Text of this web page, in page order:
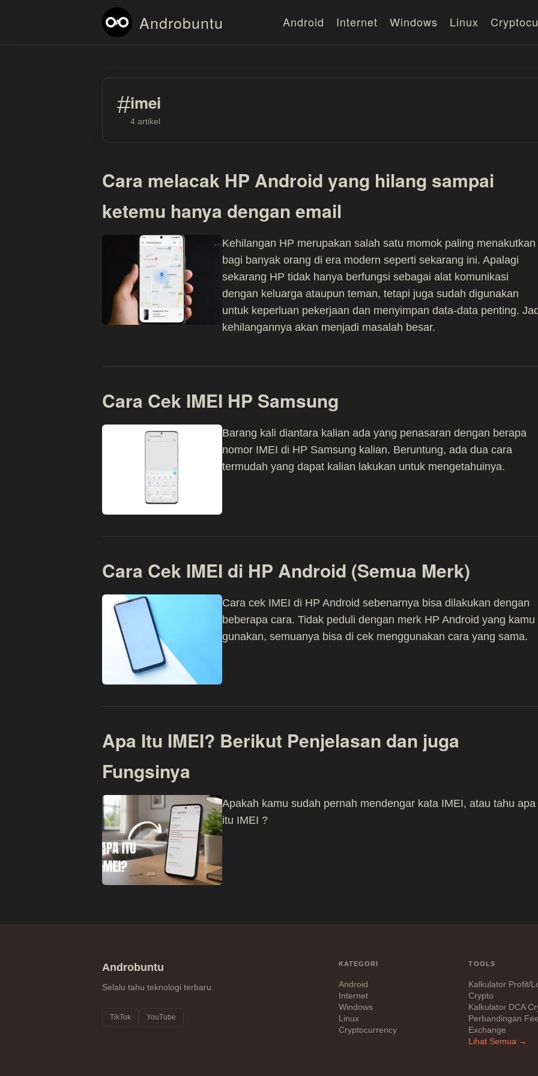
Androbuntu Android Internet Windows Linux
#imei
4 artikel
Cara melacak HP Android yang hilang sampai
ketemu hanya dengan email
Kehilangan HP merupakan salah satu momok paling menakutkan
bagi banyak orang di era modern seperti sekarang ini. Apalagi
sekarang HP tidak hanya berfungsi sebagai alat komunikasi
dengan keluarga ataupun teman, tetapi juga sudah digunakan
untuk keperluan pekerjaan dan menyimpan data-data penting.
kehilangannya akan menjadi masalah besar.
Cara Cek IMEI HP Samsung
Barang kali diantara kalian ada yang penasaran dengan berapa
nomor IMEI di HP Samsung kalian. Beruntung, ada dua cara
termudah yang dapat kalian lakukan untuk mengetahuinya.
Cara Cek IMEI di HP Android (Semua Merk)
Cara cek IMEI di HP Android sebenarnya bisa dilakukan dengan
beberapa cara. Tidak peduli dengan merk HP Android yang kamu
gunakan, semuanya bisa di cek menggunakan cara yang sama.
Apa Itu IMEI? Berikut Penjelasan dan juga
Fungsinya
Apakah kamu sudah pernah mendengar kata IMEI, atau tahu apa
itu IMEI ?
Androbuntu
Selalu tahu teknologi terbaru.
TikTok YouTube
KATEGORI
Android
Internet
Windows
Linux
Cryptocurrency
TOOLS
Kalkulator Profit/
Crypto
Kalkulator DCA
Perbandingan
Exchange
Lihat Semua →